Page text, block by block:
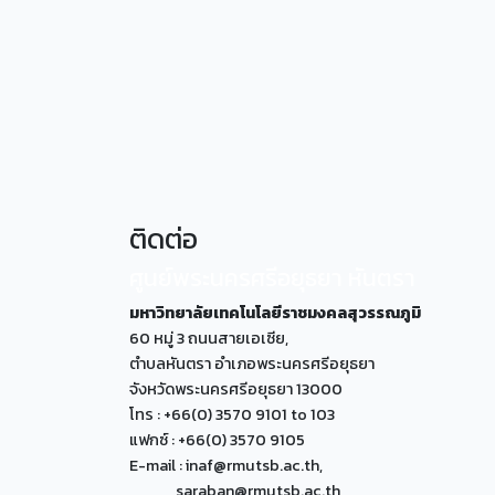
ติดต่อ
มหาวิทยาลัยเทคโนโลยีราชมงคลสุวรรณภูมิ
60 หมู่ 3 ถนนสายเอเซีย,
ตำบลหันตรา อำเภอพระนครศรีอยุธยา
จังหวัดพระนครศรีอยุธยา 13000
โทร : +66(0) 3570 9101 to 103
แฟกซ์ : +66(0) 3570 9105
E-mail : inaf@rmutsb.ac.th,